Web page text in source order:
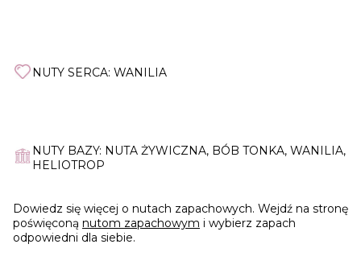
NUTY SERCA: WANILIA
NUTY BAZY: NUTA ŻYWICZNA, BÓB TONKA, WANILIA,
HELIOTROP
Dowiedz się więcej o nutach zapachowych. Wejdź na stronę
poświęconą nutom zapachowym i wybierz zapach
odpowiedni dla siebie.